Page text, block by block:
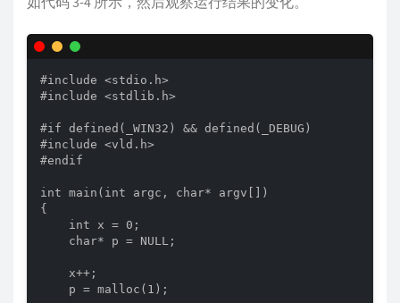
#include <stdio.h>
#include <stdlib.h>
#if defined(_WIN32) && defined(_DEBUG)
#include <vld.h>
#endif
int main(int argc, char* argv[])
{
    int x = 0;
    char* p = NULL;
    x++;
    p = malloc(1);